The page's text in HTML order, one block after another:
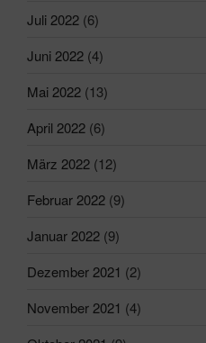
Juli 2022 (6)
Juni 2022 (4)
Mai 2022 (13)
April 2022 (6)
März 2022 (12)
Februar 2022 (9)
Januar 2022 (9)
Dezember 2021 (2)
November 2021 (4)